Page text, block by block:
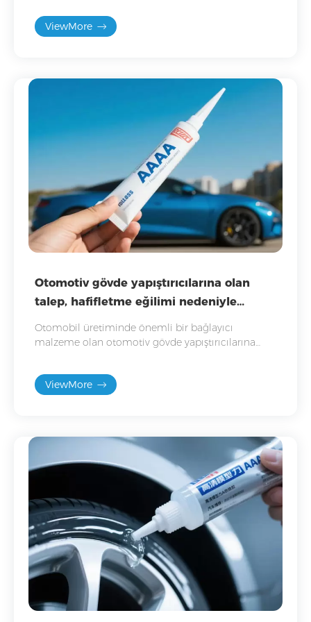
ViewMore
Otomotiv gövde yapıştırıcılarına olan
talep, hafifletme eğilimi nedeniyle
Otomobil üretiminde önemli bir bağlayıcı
malzeme olan otomotiv gövde yapıştırıcılarına
göstermektedir.
ViewMore